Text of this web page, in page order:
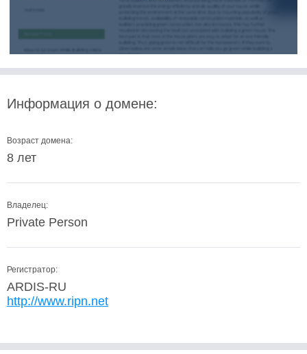
Информация о домене:
Возраст домена:
8 лет
Владелец:
Private Person
Регистратор:
ARDIS-RU
http://www.ripn.net